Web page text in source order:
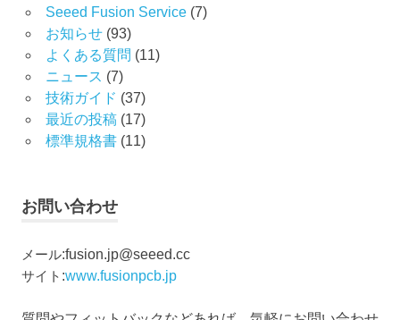
Seeed Fusion Service(7)
お知らせ(93)
よくある質問 (11)
ニュース (7)
技術ガイド (37)
最近の投稿(17)
標準規格書(11)
お問い合わせ
メール:fusion.jp@seeed.cc
サイト :www.fusionpcb.jp